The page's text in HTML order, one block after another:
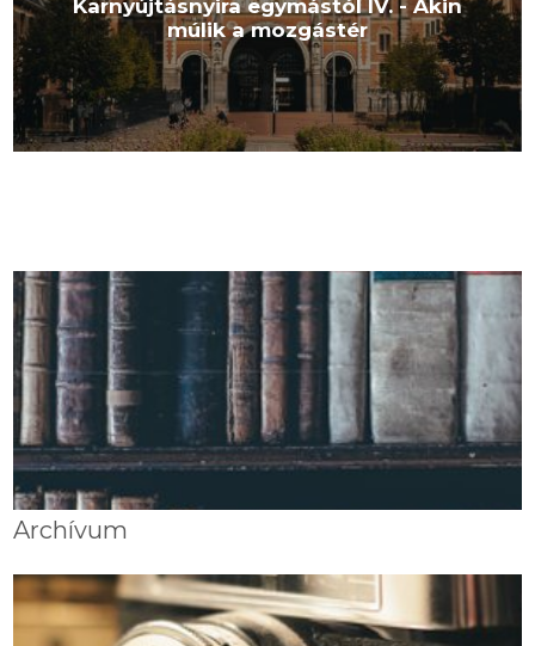
Karnyújtásnyira egymástól IV. - Akin
múlik a mozgástér
Archívum